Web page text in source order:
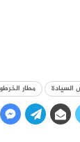
السيادة مطار